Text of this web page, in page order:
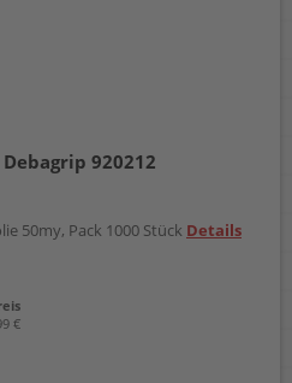
920212
50my, Pack 1000 Stück Details
€